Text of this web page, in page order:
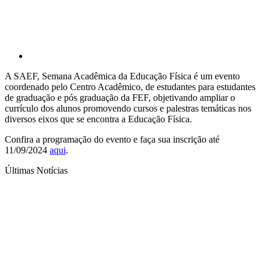
A SAEF, Semana Acadêmica da Educação Física é um evento
coordenado pelo Centro Acadêmico, de estudantes para estudantes
de graduação e pós graduação da FEF, objetivando ampliar o
currículo dos alunos promovendo cursos e palestras temáticas nos
diversos eixos que se encontra a Educação Física.
Confira a programação do evento e faça sua inscrição até
11/09/2024 aqui.
Últimas Notícias